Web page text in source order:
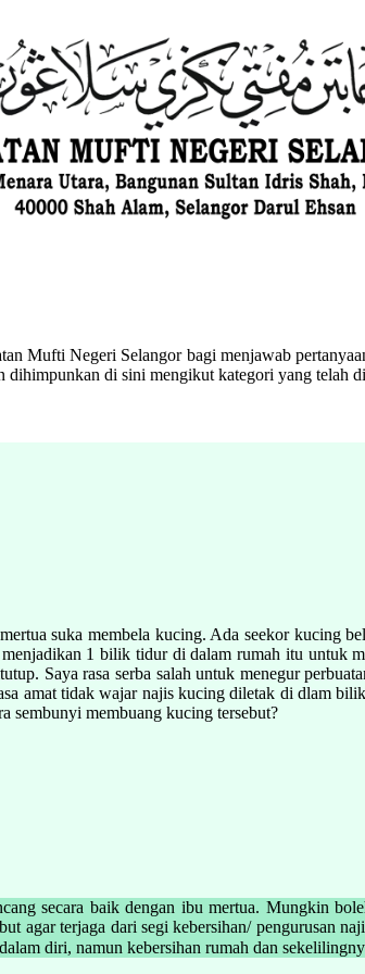
Mufti Negeri Selangor bagi menjawab
di sini mengikut kategori yang telah
suka membela kucing. Ada seekor kucing
1 bilik tidur di dalam rumah itu untuk
Saya rasa serba salah untuk menegur
amat tidak wajar najis kucing diletak di dlam
sembunyi membuang kucing tersebut?
secara baik dengan ibu mertua. Mungkin
agar terjaga dari segi kebersihan/ pengurusan